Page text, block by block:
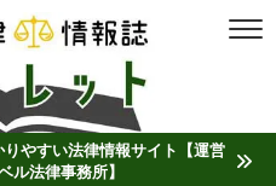
やすい法律情報サイト【運営
ル法律事務所】